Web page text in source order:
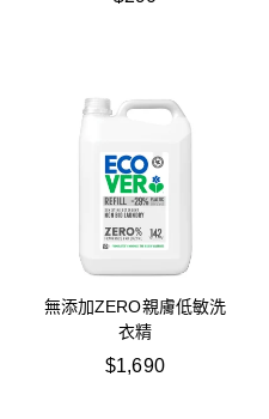
無添加ZERO親膚低敏洗
衣精
$1,690